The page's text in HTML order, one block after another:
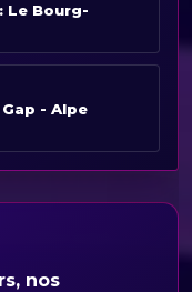
Le Bourg-
- Alpe
nos